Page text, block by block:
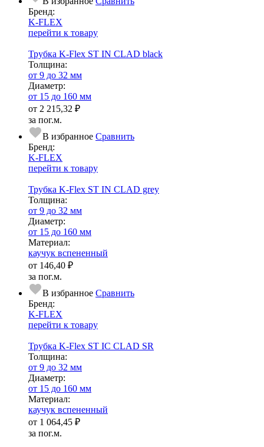
Бренд:
K-FLEX
перейти к товару
Трубка K-Flex ST IN CLAD black
Тол­щи­на:
от 9 до 32 мм
Диаметр:
от 15 до 160 мм
от 2 215,32 ₽
за пог.м.
В избранное Сравнить
Бренд:
K-FLEX
перейти к товару
Трубка K-Flex ST IN CLAD grey
Тол­щи­на:
от 9 до 32 мм
Диаметр:
от 15 до 160 мм
Ма­­те­­ри­­ал:
каучук вспененный
от 146,40 ₽
за пог.м.
В избранное Сравнить
Бренд:
K-FLEX
перейти к товару
Трубка K-Flex ST IС CLAD SR
Тол­щи­на:
от 9 до 32 мм
Диаметр:
от 15 до 160 мм
Ма­­те­­ри­­ал:
каучук вспененный
от 1 064,45 ₽
за пог.м.